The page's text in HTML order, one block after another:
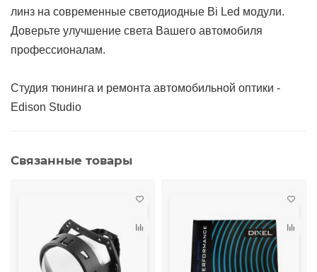
линз на современные светодиодные Bi Led модули.
Доверьте улучшение света Вашего автомобиля
профессионалам.
Студия тюнинга и ремонта автомобильной оптики -
Edison Studio
Связанные товары